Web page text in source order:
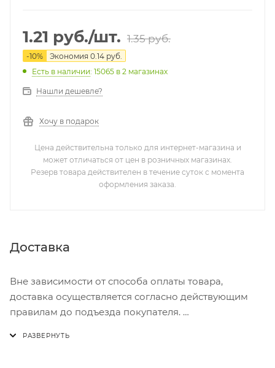
1.21 руб./шт. 1.35руб.
-10% Экономия 0.14 руб.
Есть в наличии: 15065 в 2 магазинах
Нашли дешевле?
Хочу в подарок
Цена действительна только для интернет-магазина и
может отличаться от цен в розничных магазинах.
Резерв товара действителен в течение суток с момента
оформления заказа.
Доставка
Вне зависимости от способа оплаты товара,
доставка осуществляется согласно действующим
правилам до подъезда покупателя.